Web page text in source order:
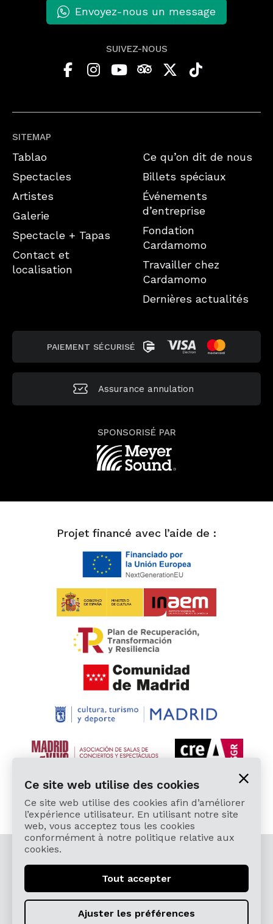
SITEMAP
Tablao
Spectacles
Artistes
Galerie
Spectacle + Tapas
Contact et
localisation
Ce qu’on dit de nous
Billets spéciaux
Événements
d’entreprise
Fondation
Cardamomo
Travailler chez
Cardamomo
Dernières actualités
Envoyez-nous un message
SUIVEZ-NOUS
PAIEMENT SÉCURISÉ
Assurance annulation
SPONSORISÉ PAR
Projet financé avec l’aide de :
© 2026 Cardamomo Flamenco Madrid - Tous droits
réservés.
Mentions légales y Politique de confidentialité
Términos, Condiciones, Protección de Datos,
Política de Devoluciones y Reintegros
Ce site web utilise des cookies
Ce site web utilise des cookies afin d’améliorer
l’expérience utilisateur. En utilisant notre site
web, vous acceptez tous les cookies
conformément à notre politique relative aux
cookies.
Tout accepter
Ajuster les préférences